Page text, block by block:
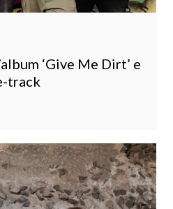
‘Give Me Dirt’ e
track